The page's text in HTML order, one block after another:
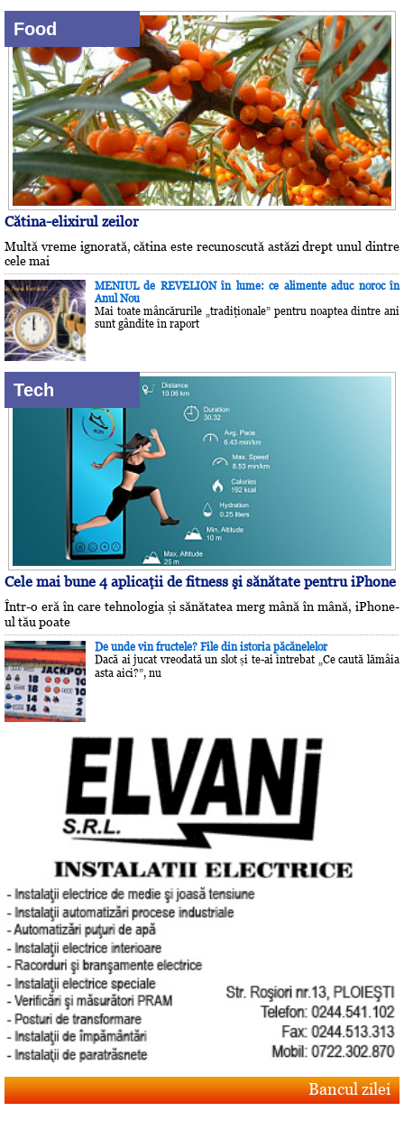
Food
Cătina-elixirul zeilor
Multă vreme ignorată, cătina este recunoscută astăzi drept unul dintre
cele mai
MENIUL de REVELION în lume: ce alimente aduc noroc în
Anul Nou
Mai toate mâncărurile „tradiţionale” pentru noaptea dintre ani
sunt gândite în raport
Tech
Cele mai bune 4 aplicaţii de fitness şi sănătate pentru iPhone
Într-o eră în care tehnologia și sănătatea merg mână în mână, iPhone-
ul tău poate
De unde vin fructele? File din istoria păcănelelor
Dacă ai jucat vreodată un slot și te-ai întrebat „Ce caută lămâia
asta aici?”, nu
Bancul zilei